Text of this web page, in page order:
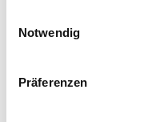
Notwendig
Präferenzen
Shipping,